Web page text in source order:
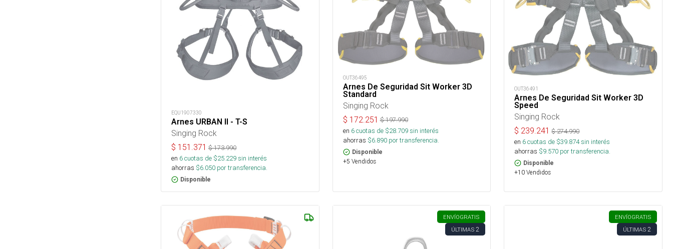
EQU1907330
Arnes URBAN II - T-S
Singing Rock
$ 151.371 $173.990
en 6cuotas de $25.229sin interés
ahorras $6.050 por transferencia.
Disponible
OUT36495
Arnes De Seguridad Sit Worker 3D
Standard
Singing Rock
$ 172.251 $197.990
en 6cuotas de $28.709sin interés
ahorras $6.890por transferencia.
Disponible
+5 Vendidos
OUT36491
Arnes De Seguridad Sit Worker 3D
Speed
Singing Rock
$ 239.241 $274.990
en 6cuotas de $39.874sin interés
ahorras $9.570 por transferencia.
Disponible
+10 Vendidos
ENVÍOGRATIS
ÚLTIMAS 2
ENVÍOGRATIS
ÚLTIMAS 2